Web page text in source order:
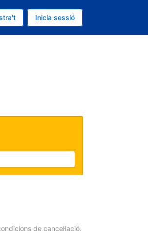
Units
Inicia sessió
de cancel·lació.